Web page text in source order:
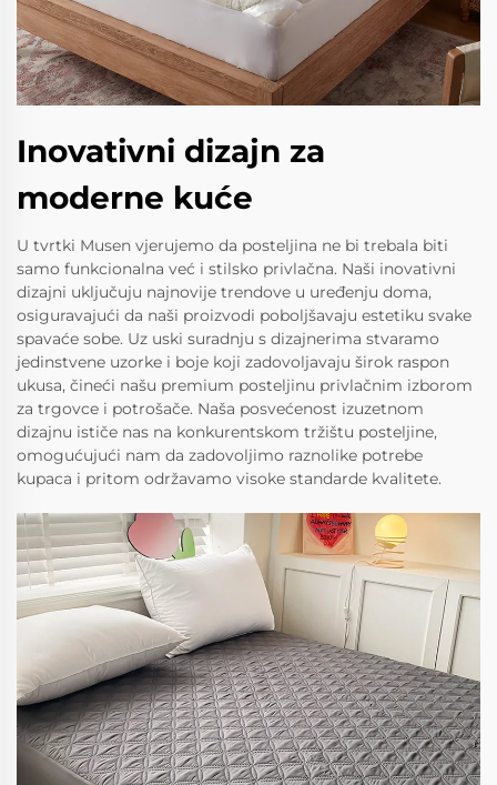
Inovativni dizajn za
moderne kuće
U tvrtki Musen vjerujemo da posteljina ne bi trebala biti
samo funkcionalna već i stilsko privlačna. Naši inovativni
dizajni uključuju najnovije trendove u uređenju doma,
osiguravajući da naši proizvodi poboljšavaju estetiku svake
spavaće sobe. Uz uski suradnju s dizajnerima stvaramo
jedinstvene uzorke i boje koji zadovoljavaju širok raspon
ukusa, čineći našu premium posteljinu privlačnim izborom
za trgovce i potrošače. Naša posvećenost izuzetnom
dizajnu ističe nas na konkurentskom tržištu posteljine,
omogućujući nam da zadovoljimo raznolike potrebe
kupaca i pritom održavamo visoke standarde kvalitete.